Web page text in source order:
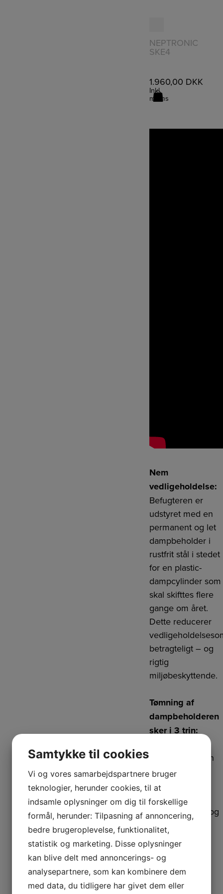
LÆS
MERE
NEPTRONIC
SKE4
1.960,00 DKK
Inkl.
moms
Nem
vedligeholdelse:
Befugteren er
udstyret med en
permanent og let
dampbeholder i
rustfrit stål i stedet
for en plastic-
dampcylinder som
skal skifttes flere
gange om året.
Dette reducerer
betragteligt – og
rigtig
miljøbeskyttende.
Tømning af
dampbeholderen
sker i 3 trin:
vandforsyningen
2. Afklips de to
kroge
3. Træk
beholderen ud og
nedad langs
skinnesystemet
Værktøj er ikke
nødvendigt.
Samtykke til cookies
Vi og vores samarbejdspartnere bruger
teknologier, herunder cookies, til at
indsamle oplysninger om dig til forskellige
formål, herunder: Tilpasning af annoncering,
bedre brugeroplevelse, funktionalitet,
statistik og marketing. Disse oplysninger
kan blive delt med annoncerings- og
analysepartnere, som kan kombinere dem
med data, du tidligere har givet dem eller